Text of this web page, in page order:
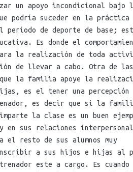
un apoyo incondicional bajo
podría suceder en la práctica
de deporte de base;
Es donde el
la realización de toda
de llevar a cabo. Otra de las
la familia apoye la
es el tener una percepción
es decir que si la
la clase es un buen
en sus relaciones
el resto de sus alumnos muy
inscribir a sus hijos e hijas al
este a cargo. Es cuando